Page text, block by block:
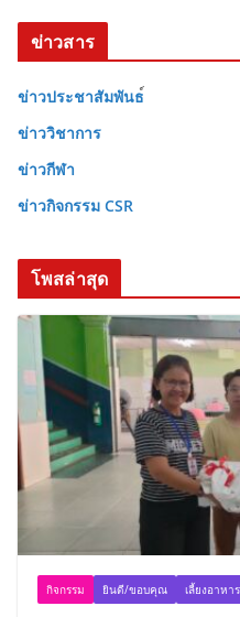
ข่าวสาร
ข่าวประชาสัมพันธ
ข่าววิชาการ
ข่าวกีฬา
ข่าวกิจกรรม CSR
โพสล่าสุด
กิจกรรม ยินดี/ขอบคุณ เลี้ยงอาหาร